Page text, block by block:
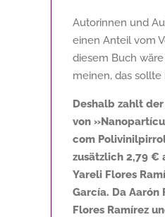
Autorinnen und
einen Anteil vom
diesem Buch
meinen, das sollte
Deshalb zahlt
von
com
zusätzlich 2,79 €
Yareli Flores
García. Da Aarón
Flores Ramírez